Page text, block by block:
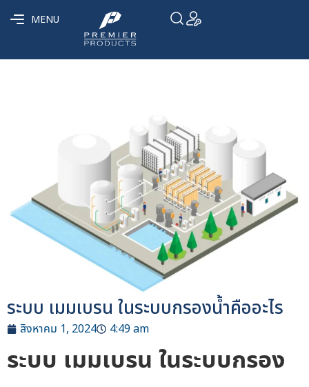
MENU
ระบบ เมมเบรน ในระบบกรองน้ำคืออะไร
สิงหาคม 1, 2024 4:49 am
ระบบ เมมเบรน ในระบบกรอง